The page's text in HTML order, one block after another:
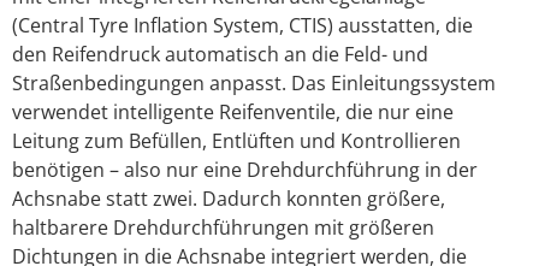
(Central Tyre Inflation System, CTIS) ausstatten, die
den Reifendruck automatisch an die Feld- und
Straßenbedingungen anpasst. Das Einleitungssystem
verwendet intelligente Reifenventile, die nur eine
Leitung zum Befüllen, Entlüften und Kontrollieren
benötigen – also nur eine Drehdurchführung in der
Achsnabe statt zwei. Dadurch konnten größere,
haltbarere Drehdurchführungen mit größeren
Dichtungen in die Achsnabe integriert werden, die